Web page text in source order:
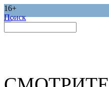
16+
Поиск